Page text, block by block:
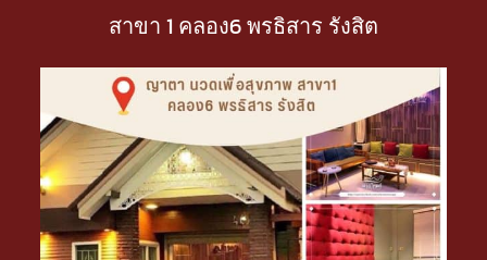
สาขา 1 คลอง6 พรธิสาร รังสิต